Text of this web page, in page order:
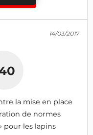
14/03/2017
la mise en place
de normes
pour les lapins